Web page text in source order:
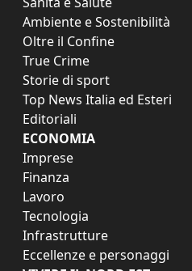
Ambiente e Sostenibilità
Oltre il Confine
True Crime
Storie di sport
Top News Italia ed Esteri
Editoriali
ECONOMIA
Imprese
Finanza
Lavoro
Tecnologia
Infrastrutture
Eccellenze e personaggi